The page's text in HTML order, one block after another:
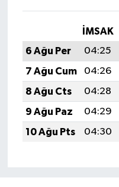
İMSAK
6 Ağu Per
04:25
7 Ağu Cum
04:26
8 Ağu Cts
04:28
9 Ağu Paz
04:29
10 Ağu Pts
04:30